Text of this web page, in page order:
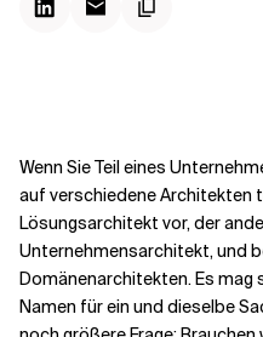
Wenn Sie Teil eines
auf verschiedene Architekten
Lösungsarchitekt vor, der
Unternehmensarchitekt, und
Domänenarchitekten. Es mag
Namen für ein und dieselbe